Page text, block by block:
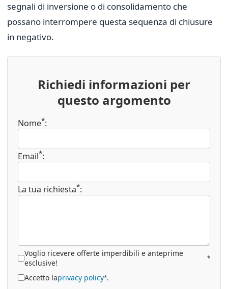
segnali di inversione o di consolidamento che
possano interrompere questa sequenza di chiusure
in negativo.
Richiedi informazioni per
questo argomento
Nome*:
Email*:
La tua richiesta*:
Voglio ricevere offerte imperdibili e anteprime
esclusive!
*
Accetto laprivacy policy*.